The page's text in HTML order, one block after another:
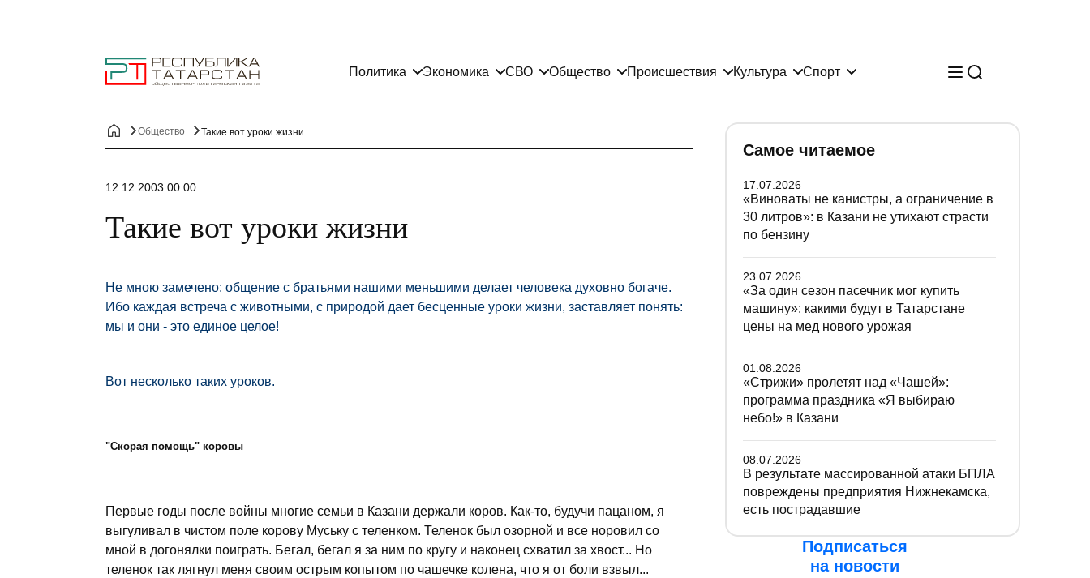
Политика Экономика СВО Общество Происшествия Культура Спорт
Общество Такие вот уроки жизни
12.12.2003 00:00
Такие вот уроки жизни
Не мною замечено: общение с братьями нашими меньшими делает человека духовно богаче.
Ибо каждая встреча с животными, с природой дает бесценные уроки жизни, заставляет понять:
мы и они - это единое целое!
Вот несколько таких уроков.
"Скорая помощь" коровы
Первые годы после войны многие семьи в Казани держали коров. Как-то, будучи пацаном, я
выгуливал в чистом поле корову Муську с теленком. Теленок был озорной и все норовил со
мной в догонялки поиграть. Бегал, бегал я за ним по кругу и наконец схватил за хвост... Но
теленок так лягнул меня своим острым копытом по чашечке колена, что я от боли взвыл...
Самое читаемое
17.07.2026
«Виноваты не канистры, а ограничение в
30 литров»: в Казани не утихают страсти
по бензину
23.07.2026
«За один сезон пасечник мог купить
машину»: какими будут в Татарстане
цены на мед нового урожая
01.08.2026
«Стрижи» пролетят над «Чашей»:
программа праздника «Я выбираю
небо!» в Казани
08.07.2026
В результате массированной атаки БПЛА
повреждены предприятия Нижнекамска,
есть пострадавшие
Подписаться
на новости